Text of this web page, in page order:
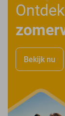
Bekijk nu